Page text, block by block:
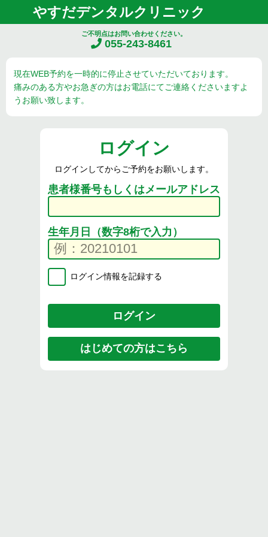
やすだデンタルクリニック
ご不明点はお問い合わせください。
055-243-8461
現在WEB予約を一時的に停止させていただいております。
痛みのある方やお急ぎの方はお電話にてご連絡くださいますよ
うお願い致します。
ログイン
ログインしてからご予約をお願いします。
患者様番号もしくはメールアドレス
生年月日（数字8桁で入力）
ログイン情報を記録する
はじめての方はこちら